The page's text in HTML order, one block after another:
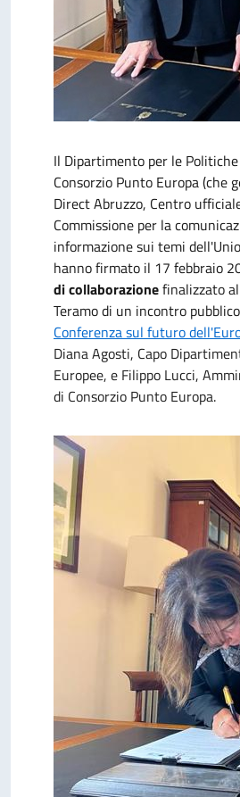
Il Dipartimento per le
Consorzio Punto Europa (che
Direct Abruzzo, Centro
Commissione per la
informazione sui temi
hanno firmato il 17 febbraio
di collaborazionefinalizzato
Teramo di un incontro
Conferenza sul futuro
Diana Agosti, Capo
Europee, e Filippo Lucci,
di Consorzio Punto Europa.